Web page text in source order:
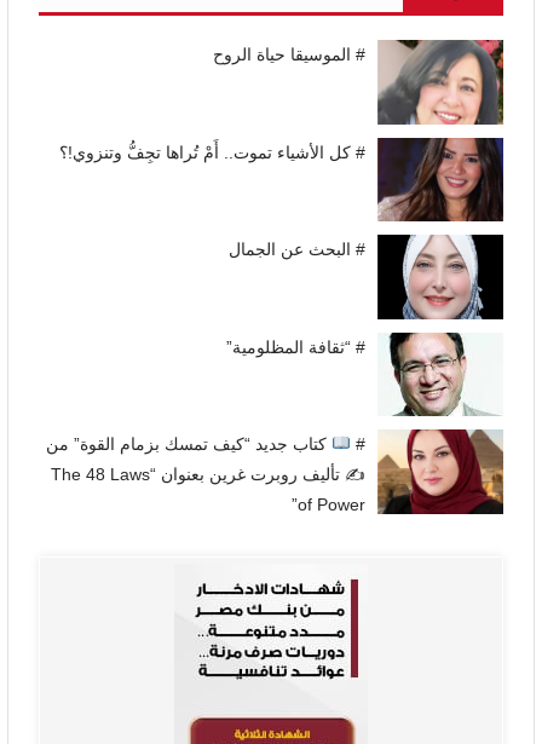
# الموسيقا حياة الروح
# كل الأشياء تموت.. أَمْ تُراها تجِفُّ وتنزوي!؟
# البحث عن الجمال
# “ثقافة المظلومية”
#
كتاب جديد “كيف تمسك بزمام القوة” من
✍
تأليف روبرت غرين بعنوان “The 48 Laws
of Power”